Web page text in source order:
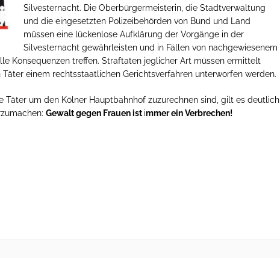
Silvesternacht. Die Oberbürgermeisterin, die Stadtverwaltung
und die eingesetzten Polizeibehörden von Bund und Land
müssen eine lückenlose Aufklärung der Vorgänge in der
Silvesternacht gewährleisten und in Fällen von nachgewiesenem
Konsequenzen treffen. Straftaten jeglicher Art müssen ermittelt
einem rechtsstaatlichen Gerichtsverfahren unterworfen werden.
Täter um den Kölner Hauptbahnhof zuzurechnen sind, gilt es deutlich
Gewalt gegen Frauen ist immer ein Verbrechen!